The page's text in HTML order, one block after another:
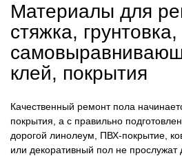
Материалы для
стяжка, грунтовка,
клей, покрытия
Качественный ремонт пола
покрытия, а с правильно
дорогой линолеум, ПВХ-покрытие,
или декоративный пол не прослужат